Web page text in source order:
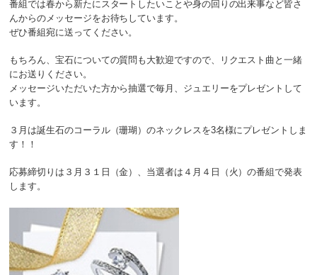
番組では春から新たにスタートしたいことや身の回りの出来事など皆さ
んからのメッセージをお待ちしています。
ぜひ番組宛に送ってください。
もちろん、宝石についての質問も大歓迎ですので、リクエスト曲と一緒
にお送りください。
メッセージいただいた方から抽選で毎月、ジュエリーをプレゼントして
います。
３月は誕生石のコーラル（珊瑚）のネックレスを3名様にプレゼントしま
す！！
応募締切りは３月３１日（金）、当選者は４月４日（火）の番組で発表
します。